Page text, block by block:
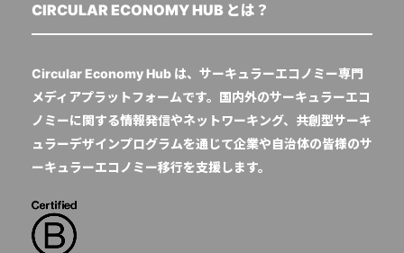
CIRCULAR ECONOMY HUB とは？
Circular Economy Hub は、サーキュラーエコノミー専門
メディアプラットフォームです。国内外のサーキュラーエコ
ノミーに関する情報発信やネットワーキング、共創型サーキ
ュラーデザインプログラムを通じて企業や自治体の皆様のサ
ーキュラーエコノミー移行を支援します。